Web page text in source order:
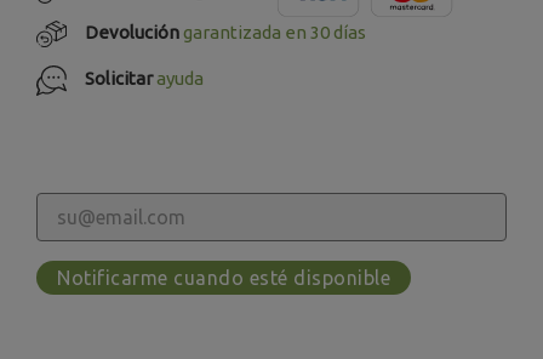
Devolucióngarantizada en 30 días
Solicitarayuda
Notificarme cuando esté disponible